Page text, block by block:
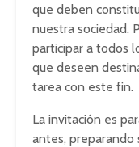
que deben
nuestra sociedad.
participar a todos
que deseen
tarea con este fin.
La invitación es
antes, preparando